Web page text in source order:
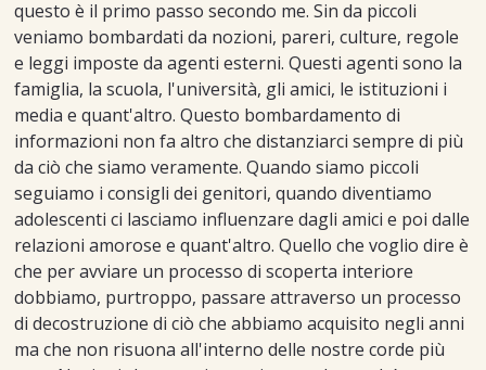
questo è il primo passo secondo me. Sin da piccoli
veniamo bombardati da nozioni, pareri, culture, regole
e leggi imposte da agenti esterni. Questi agenti sono la
famiglia, la scuola, l'università, gli amici, le istituzioni i
media e quant'altro. Questo bombardamento di
informazioni non fa altro che distanziarci sempre di più
da ciò che siamo veramente. Quando siamo piccoli
seguiamo i consigli dei genitori, quando diventiamo
adolescenti ci lasciamo influenzare dagli amici e poi dalle
relazioni amorose e quant'altro. Quello che voglio dire è
che per avviare un processo di scoperta interiore
dobbiamo, purtroppo, passare attraverso un processo
di decostruzione di ciò che abbiamo acquisito negli anni
ma che non risuona all'interno delle nostre corde più